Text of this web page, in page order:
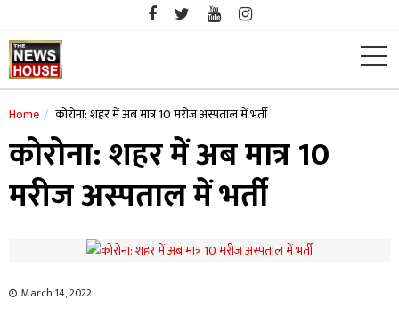
content
Home कोरोना: शहर में अब मात्र 10 मरीज अस्पताल में भर्ती
कोरोना: शहर में अब मात्र 10
मरीज अस्पताल में भर्ती
March 14, 2022